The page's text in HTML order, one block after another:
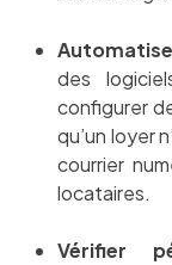
des
configurer
qu’un loyer
courrier
locataires.
Vérifier